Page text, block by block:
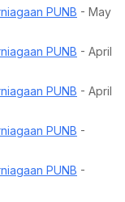
PUNB - May
PUNB - April
PUNB - April
PUNB -
PUNB -